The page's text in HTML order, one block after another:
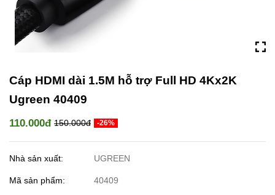
Cáp HDMI dài 1.5M hỗ trợ Full HD 4Kx2K
Ugreen 40409
110.000đ 150.000đ -26%
Nhà sản xuất: UGREEN
Mã sản phẩm: 40409